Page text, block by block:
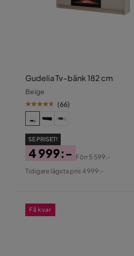
Gudelia Tv-bänk 182 cm
Beige
(66)
SE PRISET!
Pris
4 999:-
Original
Förr5 599:-
Tidigare lägsta pris 4 999:-
Få kvar